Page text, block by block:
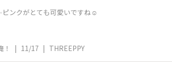
ピンクがとても可愛いですね☺️
| 11/17 | THREEPPY